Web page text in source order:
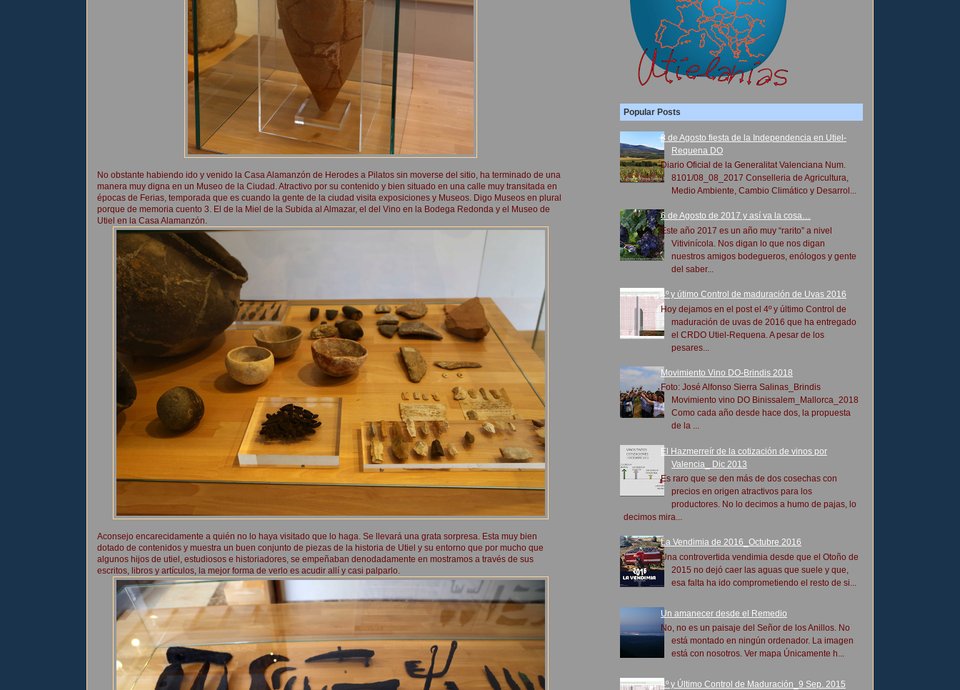
No obstante habiendo ido y venido la Casa Alamanzón de Herodes a Pilatos sin moverse del sitio, ha terminado de una
manera muy digna en un Museo de la Ciudad. Atractivo por su contenido y bien situado en una calle muy transitada en
épocas de Ferias, temporada que es cuando la gente de la ciudad visita exposiciones y Museos. Digo Museos en plural
porque de memoria cuento 3. El de la Miel de la Subida al Almazar, el del Vino en la Bodega Redonda y el Museo de
Utiel en la Casa Alamanzón.
Aconsejo encarecidamente a quién no lo haya visitado que lo haga. Se llevará una grata sorpresa. Esta muy bien
dotado de contenidos y muestra un buen conjunto de piezas de la historia de Utiel y su entorno que por mucho que
algunos hijos de utiel, estudiosos e historiadores, se empeñaban denodadamente en mostramos a través de sus
escritos, libros y artículos, la mejor forma de verlo es acudir allí y casi palparlo.
Popular Posts
8 de Agosto fiesta de la Independencia en Utiel-
Requena DO
Diario Oficial de la Generalitat Valenciana Num.
8101/08_08_2017 Conselleria de Agricultura,
Medio Ambiente, Cambio Climático y Desarrol...
6 de Agosto de 2017 y así va la cosa…
Este año 2017 es un año muy “rarito” a nivel
Vitivinícola. Nos digan lo que nos digan
nuestros amigos bodegueros, enólogos y gente
del saber...
4º y útimo Control de maduración de Uvas 2016
Hoy dejamos en el post el 4º y último Control de
maduración de uvas de 2016 que ha entregado
el CRDO Utiel-Requena. A pesar de los
pesares...
Movimiento Vino DO-Brindis 2018
Foto: José Alfonso Sierra Salinas_Brindis
Movimiento vino DO Binissalem_Mallorca_2018
Como cada año desde hace dos, la propuesta
de la ...
El Hazmerreír de la cotización de vinos por
Valencia_ Dic 2013
Es raro que se den más de dos cosechas con
precios en origen atractivos para los
productores. No lo decimos a humo de pajas, lo
decimos mira...
La Vendimia de 2016_Octubre 2016
Una controvertida vendimia desde que el Otoño de
2015 no dejó caer las aguas que suele y que,
esa falta ha ido comprometiendo el resto de si...
Un amanecer desde el Remedio
No, no es un paisaje del Señor de los Anillos. No
está montado en ningún ordenador. La imagen
está con nosotros. Ver mapa Únicamente h...
4º y Último Control de Maduración_9 Sep. 2015